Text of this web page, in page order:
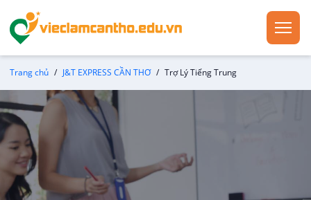
Trang chủ J&T EXPRESS CẦN THƠ Trợ Lý Tiếng Trung